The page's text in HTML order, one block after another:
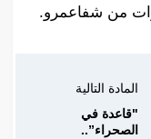
من شفاعمرو.
المادة التالية
"قاعدة في
الصحراء”..